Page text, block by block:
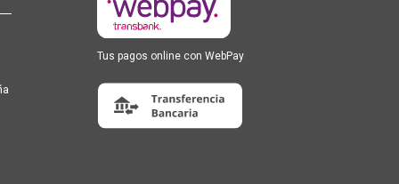
Tus pagos online con WebPay